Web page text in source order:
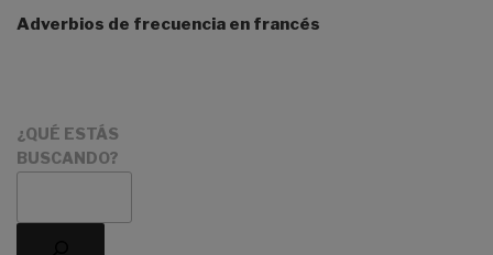
Adverbios de frecuencia en francés
¿QUÉ ESTÁS
BUSCANDO?